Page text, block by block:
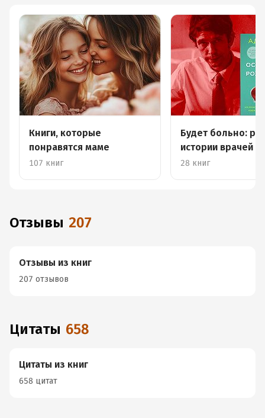
Книги, которые
понравятся маме
107 книг
Будет больно:
истории врачей и
пациентов
28 книг
Отзывы 207
Отзывы из книг
207 отзывов
Цитаты 658
Цитаты из книг
658 цитат